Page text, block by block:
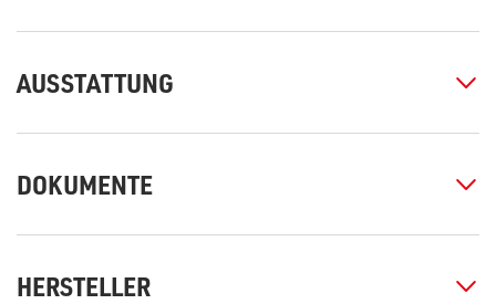
AUSSTATTUNG
DOKUMENTE
HERSTELLER